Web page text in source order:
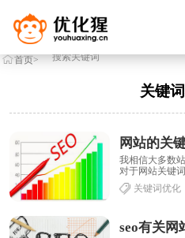
首页> 标签>关键词布局
关键
我相信大多数
对于网站关键
筛选关键词，
相......关键词优化
seo有关网